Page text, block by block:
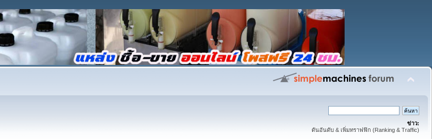
ข่าว:
ดันอันดับ & เพิ่มทราฟฟิก (Ranking & Traffic)